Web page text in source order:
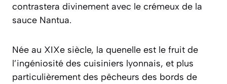
contrastera divinement avec le crémeux de la
sauce Nantua.
Née au XIXe siècle, la quenelle est le fruit de
l’ingéniosité des cuisiniers lyonnais, et plus
particulièrement des pêcheurs des bords de